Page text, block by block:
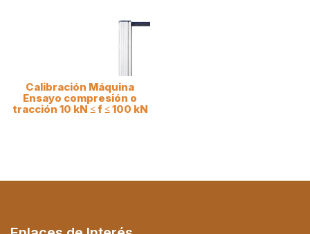
Calibración Máquina
Ensayo compresión o
tracción 10 kN ≤ f ≤ 100 kN